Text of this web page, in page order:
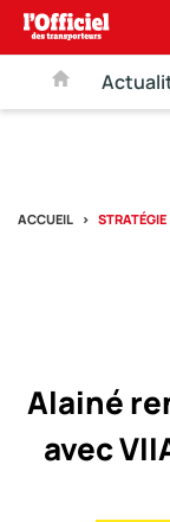
ACCUEIL STRATÉGIE
Alainé
avec